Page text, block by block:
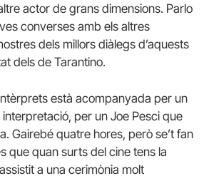
actor de grans dimensions. Parlo
converses amb els altres
dels millors diàlegs d’aquests
dels de Tarantino.
està acompanyada per un
per un Joe Pesci que
Gairebé quatre hores, però se’t fan
que quan surts del cine tens la
a una cerimònia molt